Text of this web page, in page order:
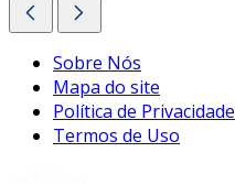
Sobre Nós
Mapa do site
Política de Privacidade
Termos de Uso